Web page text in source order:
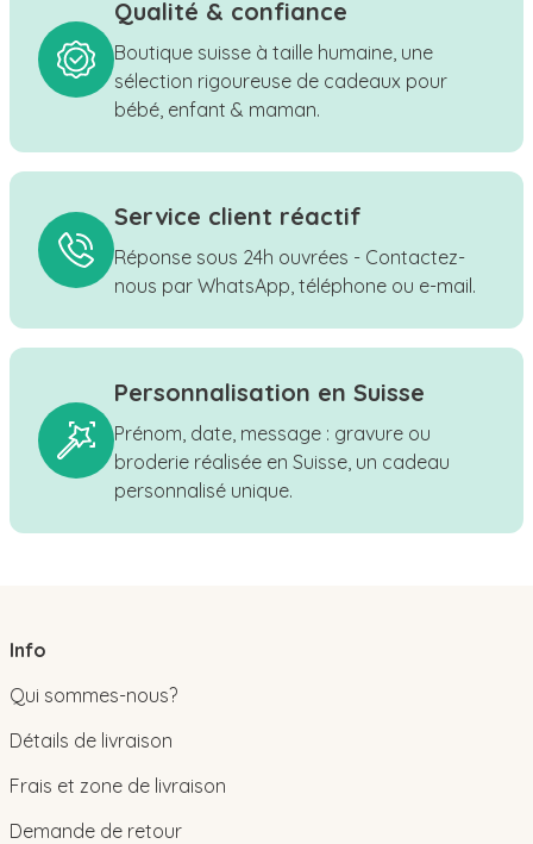
Qualité & confiance
Boutique suisse à taille humaine, une
sélection rigoureuse de cadeaux pour
bébé, enfant & maman.
Service client réactif
Réponse sous 24h ouvrées - Contactez-
nous par WhatsApp, téléphone ou e-mail.
Personnalisation en Suisse
Prénom, date, message : gravure ou
broderie réalisée en Suisse, un cadeau
personnalisé unique.
Info
Qui sommes-nous?
Détails de livraison
Frais et zone de livraison
Demande de retour